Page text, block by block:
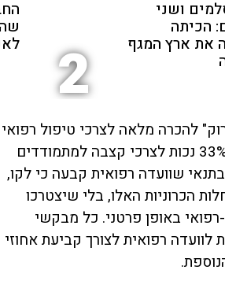
ושני
הכיתה
את ארץ המגף 2
להכרה מלאה לצרכי טיפול רפואי
והכרה בשיעור של 33% נכות לצרכי קצבה למתמודדים
שוועדה רפואית קבעה כי לקו,
הכרוניות האלו, בלי שיצטרכו
באופן פרטני. כל מבקשי
לוועדה רפואית לצורך קביעת אחוזי